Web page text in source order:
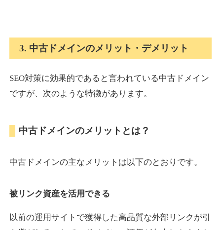
onlinepokerbetdansk.com
DA37 外部リンク数629 ドメイン年齢1年
10,800円 入札 0件
econopundit.com
外部リンク数 446
3. 中古ドメインのメリット・デメリット
SEO対策に効果的であると言われている中古ドメイン
ですが、次のような特徴があります。
中古ドメインのメリットとは？
中古ドメインの主なメリットは以下のとおりです。
被リンク資産を活用できる
以前の運用サイトで獲得した高品質な外部リンクが引